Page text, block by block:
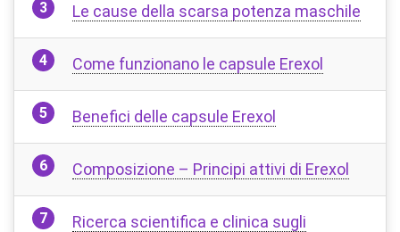
Le cause della scarsa potenza maschile
Come funzionano le capsule Erexol
Benefici delle capsule Erexol
Composizione – Principi attivi di Erexol
Ricerca scientifica e clinica sugli